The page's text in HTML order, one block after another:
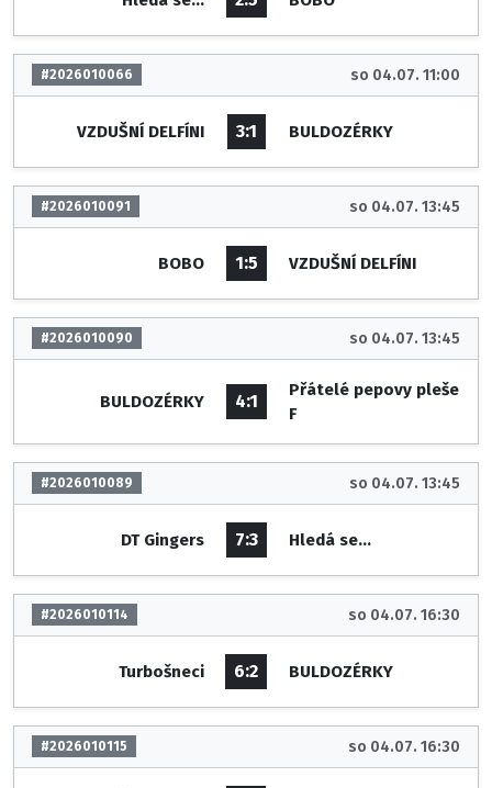
#2026010066 so 04.07. 11:00
VZDUŠNÍ DELFÍNI 3:1 BULDOZÉRKY
#2026010091 so 04.07. 13:45
BOBO 1:5 VZDUŠNÍ DELFÍNI
#2026010090 so 04.07. 13:45
BULDOZÉRKY 4:1
Přátelé pepovy pleše
F
#2026010089 so 04.07. 13:45
DT Gingers 7:3 Hledá se...
#2026010114 so 04.07. 16:30
Turbošneci 6:2 BULDOZÉRKY
#2026010115 so 04.07. 16:30